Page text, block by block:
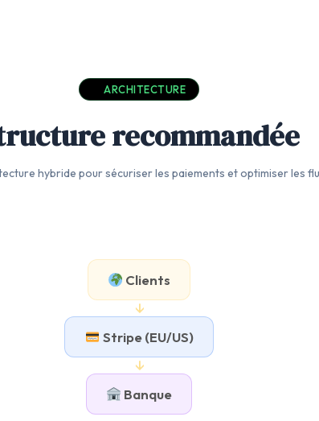
ARCHITECTURE
recommandée
hybride pour sécuriser les paiements et optimiser les
Clients
↓
Stripe (EU/US)
↓
Banque